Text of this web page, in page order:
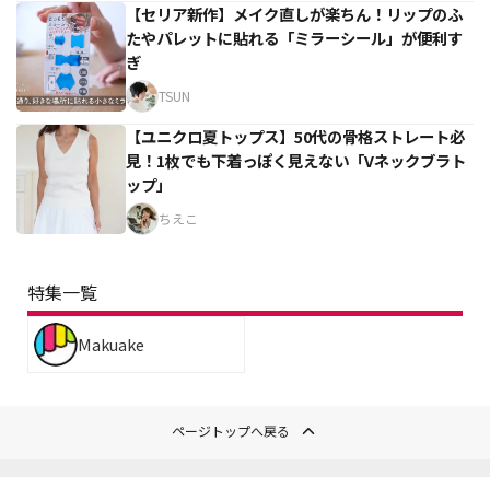
【セリア新作】メイク直しが楽ちん！リップのふ
たやパレットに貼れる「ミラーシール」が便利す
ぎ
TSUN
【ユニクロ夏トップス】50代の骨格ストレート必
見！1枚でも下着っぽく見えない「Vネックブラト
ップ」
ちえこ
特集一覧
Makuake
ページトップへ戻る